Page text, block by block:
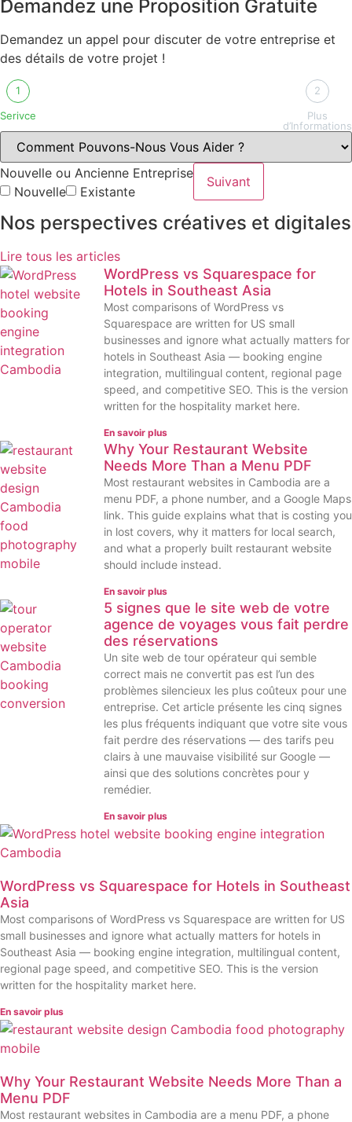
Demandez une Proposition Gratuite
Demandez un appel pour discuter de votre entreprise et
des détails de votre projet !
1
Serivce
2
Plus
d’Informations
Nouvelle ou Ancienne Entreprise
Nouvelle
Existante
Suivant
Nos perspectives créatives et digitales
Lire tous les articles
WordPress vs Squarespace for
Hotels in Southeast Asia
Most comparisons of WordPress vs
Squarespace are written for US small
businesses and ignore what actually matters for
hotels in Southeast Asia — booking engine
integration, multilingual content, regional page
speed, and competitive SEO. This is the version
written for the hospitality market here.
En savoir plus
Why Your Restaurant Website
Needs More Than a Menu PDF
Most restaurant websites in Cambodia are a
menu PDF, a phone number, and a Google Maps
link. This guide explains what that is costing you
in lost covers, why it matters for local search,
and what a properly built restaurant website
should include instead.
En savoir plus
5 signes que le site web de votre
agence de voyages vous fait perdre
des réservations
Un site web de tour opérateur qui semble
correct mais ne convertit pas est l’un des
problèmes silencieux les plus coûteux pour une
entreprise. Cet article présente les cinq signes
les plus fréquents indiquant que votre site vous
fait perdre des réservations — des tarifs peu
clairs à une mauvaise visibilité sur Google —
ainsi que des solutions concrètes pour y
remédier.
En savoir plus
WordPress vs Squarespace for Hotels in Southeast
Asia
Most comparisons of WordPress vs Squarespace are written for US
small businesses and ignore what actually matters for hotels in
Southeast Asia — booking engine integration, multilingual content,
regional page speed, and competitive SEO. This is the version
written for the hospitality market here.
En savoir plus
Why Your Restaurant Website Needs More Than a
Menu PDF
Most restaurant websites in Cambodia are a menu PDF, a phone